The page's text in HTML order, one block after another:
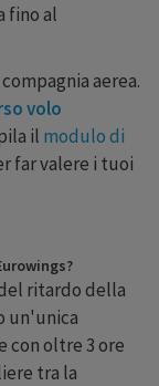
fino al
aerea.
volo
il modulo di
far valere i tuoi
ritardo della
un'unica
con oltre 3 ore
tra la